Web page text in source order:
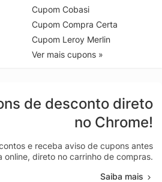
Cupom Cobasi
Cupom Compra Certa
Cupom Leroy Merlin
Ver mais cupons »
de desconto direto
no Chrome!
e receba aviso de cupons antes
online, direto no carrinho de compras.
Saiba mais